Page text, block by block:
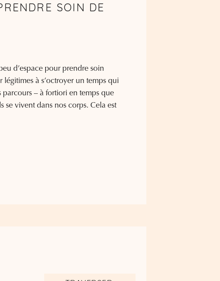
d’espace pour prendre soin
légitimes à s’octroyer un temps qui
parcours – à fortiori en temps que
se vivent dans nos corps. Cela est
SOIN DE